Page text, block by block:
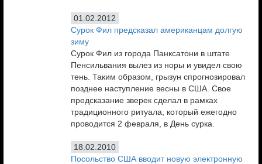
01.02.2012
Сурок Фил предсказал американцам долгую
зиму
Сурок Фил из города Панксатони в штате
Пенсильвания вылез из норы и увидел свою
тень. Таким образом, грызун спрогнозировал
позднее наступление весны в США. Свое
предсказание зверек сделал в рамках
традиционного ритуала, который ежегодно
проводится 2 февраля, в День сурка.
18.02.2010
Посольство США вводит новую электронную